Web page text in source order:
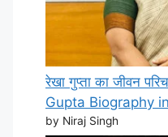
रेखा गुप्ता का जीवन
Gupta Biography
by Niraj Singh